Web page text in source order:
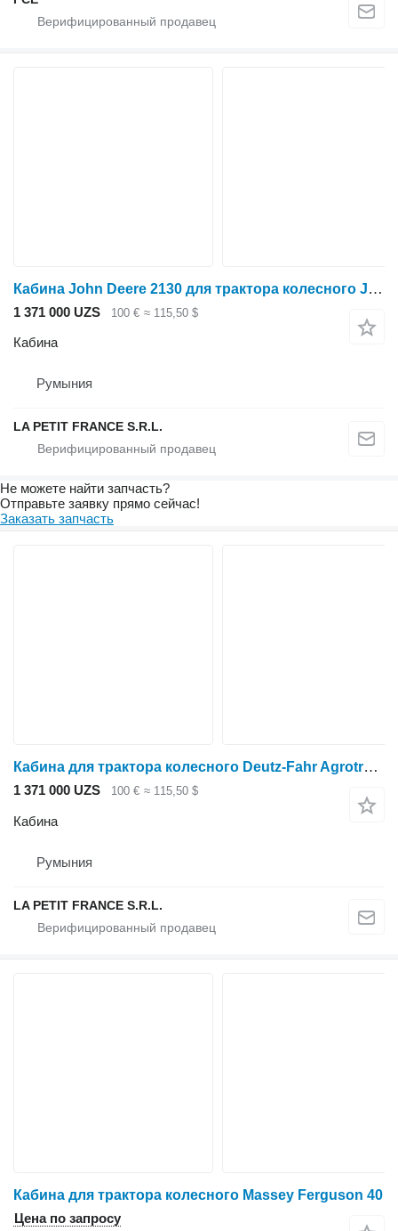
Кабина John Deere 2130 для трактора колесного John Deere 2130
1 371 000 UZS 100 € ≈ 115,50 $
Кабина
Румыния
LA PETIT FRANCE S.R.L.
Не можете найти запчасть?
Отправьте заявку прямо сейчас!
Заказать запчасть
Кабина для трактора колесного Deutz-Fahr Agrotron 200
1 371 000 UZS 100 € ≈ 115,50 $
Кабина
Румыния
LA PETIT FRANCE S.R.L.
Кабина для трактора колесного Massey Ferguson 40
Цена по запросу